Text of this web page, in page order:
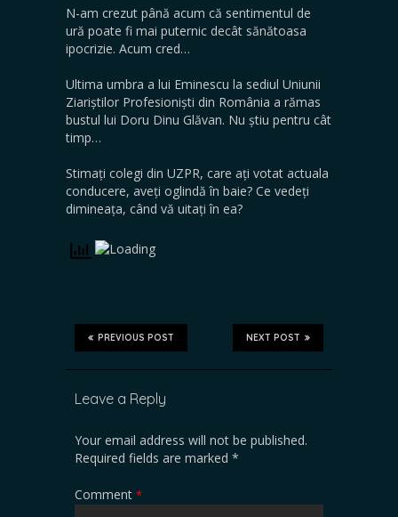
N-am crezut până acum că sentimentul de
ură poate fi mai puternic decât sănătoasa
ipocrizie. Acum cred…
Ultima umbra a lui Eminescu la sediul Uniunii
Ziariștilor Profesioniști din România a rămas
bustul lui Doru Dinu Glăvan. Nu știu pentru cât
timp…
Stimați colegi din UZPR, care ați votat actuala
conducere, aveți oglindă în baie? Ce vedeți
dimineața, când vă uitați în ea?
NEXT POST
PREVIOUS POST
Leave a Reply
Your email address will not be published.
Required fields are marked *
Comment *